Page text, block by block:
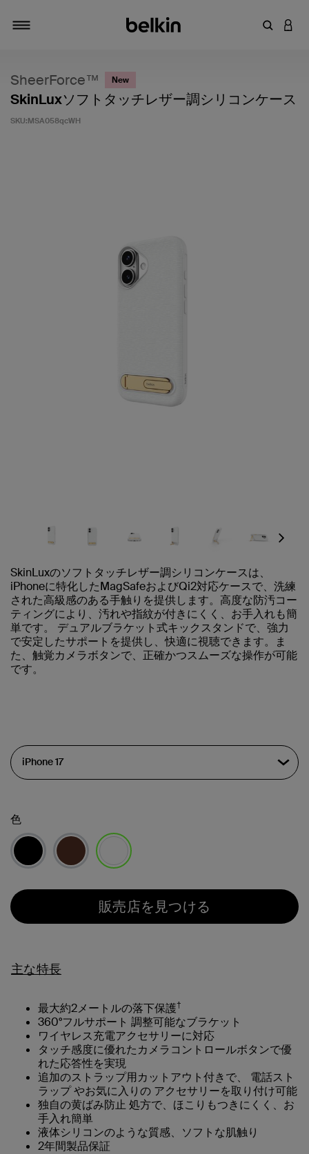
キーワアカ
SheerForce™ New
SkinLuxソフトタッチレザー調シリコンケース
SKU:MSA058qcWH
Next
SkinLuxのソフトタッチレザー調シリコンケースは、
iPhoneに特化したMagSafeおよびQi2対応ケースで、洗練
された高級感のある手触りを提供します。高度な防汚コー
ティングにより、汚れや指紋が付きにくく、お手入れも簡
単です。 デュアルブラケット式キックスタンドで、強力
で安定したサポートを提供し、快適に視聴できます。ま
た、触覚カメラボタンで、正確かつスムーズな操作が可能
です。
色
販売店を見つける
主な特長
最大約2メートルの落下保護†
360°フルサポート 調整可能なブラケット
ワイヤレス充電アクセサリーに対応
タッチ感度に優れたカメラコントロールボタンで優
れた応答性を実現
追加のストラップ用カットアウト付きで、 電話スト
ラップ やお気に入りの アクセサリーを取り付け可能
独自の黄ばみ防止 処方で、ほこりもつきにくく、お
手入れ簡単
液体シリコンのような質感、ソフトな肌触り
2年間製品保証